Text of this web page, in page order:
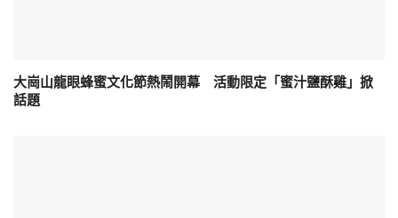
大崗山龍眼蜂蜜文化節熱鬧開幕 活動限定「蜜汁鹽酥雞」掀
話題